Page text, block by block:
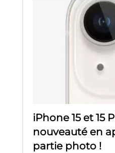
iPhone 15 et 15
nouveauté en
partie photo !